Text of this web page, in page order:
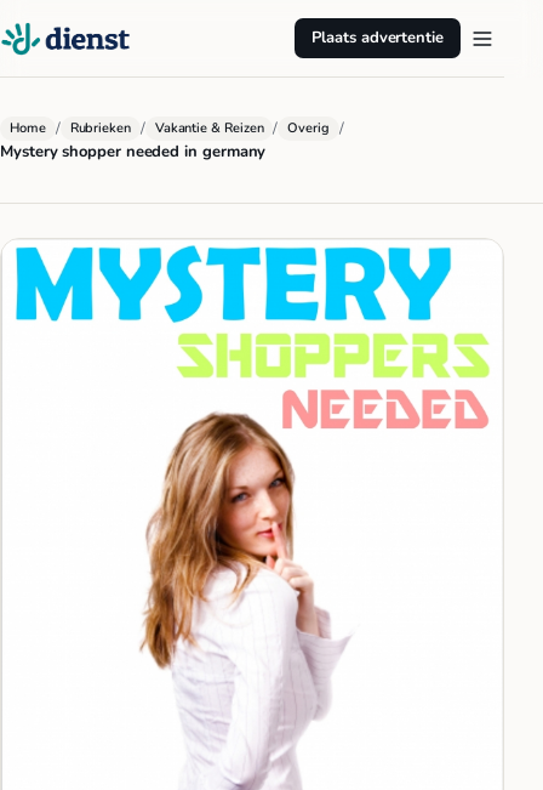
Plaats advertentie
Home / Rubrieken / Vakantie & Reizen / Overig /
Mystery shopper needed in germany